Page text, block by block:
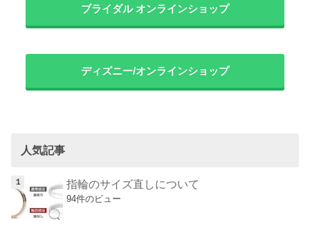
ブライダル オンラインショップ
ディズニー/オンラインショップ
人気記事
指輪のサイズ直しについて
94件のビュー